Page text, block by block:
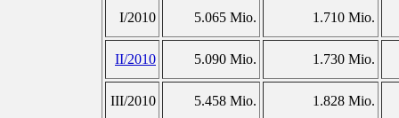
I/2010 5.065 Mio. 1.710 Mio.
II/2010 5.090 Mio. 1.730 Mio.
III/2010 5.458 Mio. 1.828 Mio.